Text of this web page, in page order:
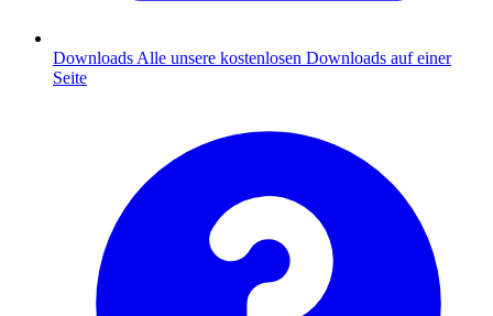
Downloads Alle unsere kostenlosen Downloads auf einer
Seite